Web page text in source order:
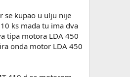
se kupao u ulju nije
ks mada tu ima dva
tipa motora LDA 450
onda motor LDA 450